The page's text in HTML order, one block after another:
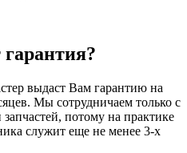
выдаст Вам гарантию на
Мы сотрудничаем только с
потому на практике
служит еще не менее 3-х